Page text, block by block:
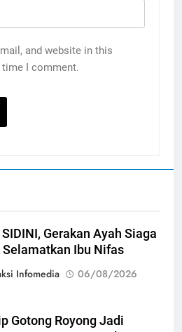
and website in this
I comment.
SIDINI, Gerakan Ayah Siaga
Selamatkan Ibu Nifas
Infomedia
06/08/2026
Gotong Royong Jadi